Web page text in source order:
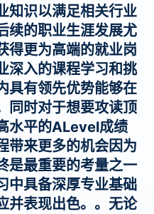
知识以满足相关行业
续的职业生涯发展尤
得更为高端的就业岗
深入的课程学习和挑
具有领先优势能够在
同时对于想要攻读顶
水平的ALevel成绩
带来更多的机会因为
是最重要的考量之一
中具备深厚专业基础
并表现出色。。无论